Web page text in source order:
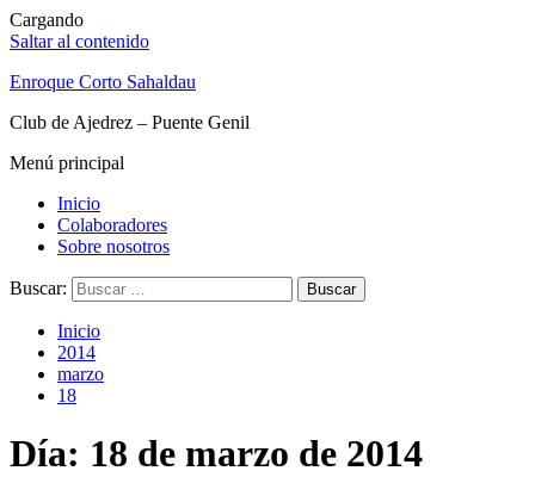
Cargando
Saltar al contenido
Enroque Corto Sahaldau
Club de Ajedrez – Puente Genil
Menú principal
Inicio
Colaboradores
Sobre nosotros
Buscar:
Inicio
2014
marzo
18
Día: 18 de marzo de 2014